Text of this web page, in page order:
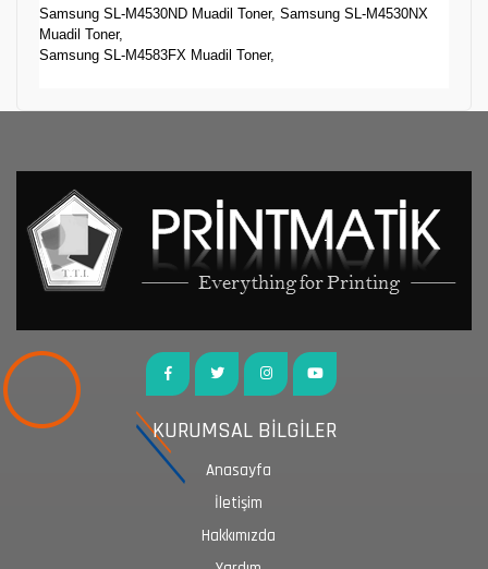
Samsung SL-M4530ND Muadil Toner, Samsung SL-M4530NX
Muadil Toner,
Samsung SL-M4583FX Muadil Toner,
KURUMSAL BİLGİLER
Anasayfa
İletişim
Hakkımızda